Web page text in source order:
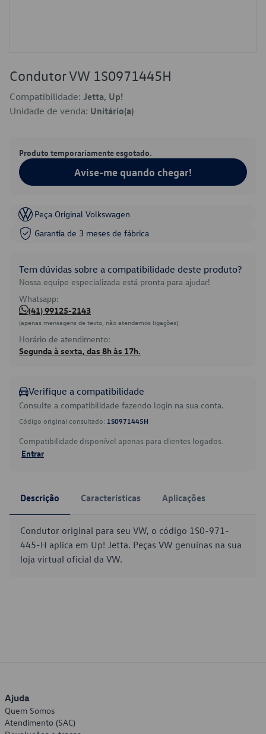
Condutor VW 1S0971445H
Compatibilidade: Jetta, Up!
Unidade de venda: Unitário(a)
Produto temporariamente esgotado.
Avise-me quando chegar!
Peça Original Volkswagen
Garantia de 3 meses de fábrica
Tem dúvidas sobre a compatibilidade deste produto?
Nossa equipe especializada está pronta para ajudar!
Whatsapp:
(41) 99125-2143
(apenas mensagens de texto, não atendemos ligações)
Horário de atendimento:
Segunda à sexta, das 8h às 17h.
Verifique a compatibilidade
Consulte a compatibilidade fazendo login na sua conta.
Código original consultado: 1S0971445H
Compatibilidade disponível apenas para clientes logados.
Entrar
Descrição Características Aplicações
Condutor original para seu VW, o código 1S0-971-
445-H aplica em Up! Jetta. Peças VW genuínas na sua
loja virtual oficial da VW.
Ajuda
Quem Somos
Atendimento (SAC)